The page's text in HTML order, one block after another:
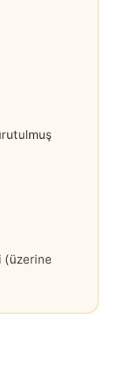
(üzerine